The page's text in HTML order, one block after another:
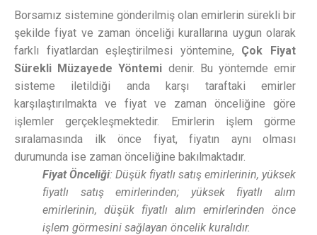
Borsamız sistemine gönderilmiş olan emirlerin sürekli bir
şekilde fiyat ve zaman önceliği kurallarına uygun olarak
farklı fiyatlardan eşleştirilmesi yöntemine, Çok Fiyat
Sürekli Müzayede Yöntemi denir. Bu yöntemde emir
sisteme iletildiği anda karşı taraftaki emirler
karşılaştırılmakta ve fiyat ve zaman önceliğine göre
işlemler gerçekleşmektedir. Emirlerin işlem görme
sıralamasında ilk önce fiyat, fiyatın aynı olması
durumunda ise zaman önceliğine bakılmaktadır.
Fiyat Önceliği: Düşük fiyatlı satış emirlerinin, yüksek
fiyatlı satış emirlerinden; yüksek fiyatlı alım
emirlerinin, düşük fiyatlı alım emirlerinden önce
işlem görmesini sağlayan öncelik kuralıdır.